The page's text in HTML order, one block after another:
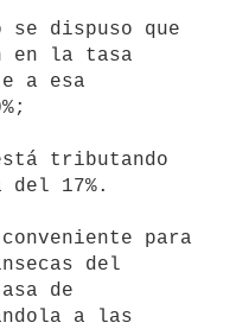
dispuso que
en la tasa
a esa
tributando
17%.
para
del
de
a las